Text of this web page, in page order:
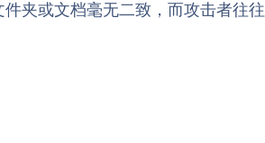
件夹或文档毫无二致，而攻击者往往